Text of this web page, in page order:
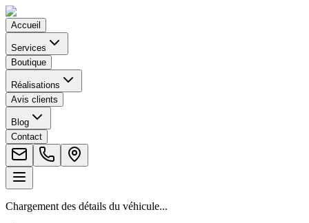
Accueil
Services
Boutique
Réalisations
Avis clients
Blog
Contact
Chargement des détails du véhicule...